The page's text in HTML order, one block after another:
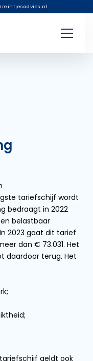
tariefschijf wordt
bedraagt in 2022
belastbaar
2023 gaat dit tarief
dan € 73.031. Het
daardoor terug. Het
geldt ook